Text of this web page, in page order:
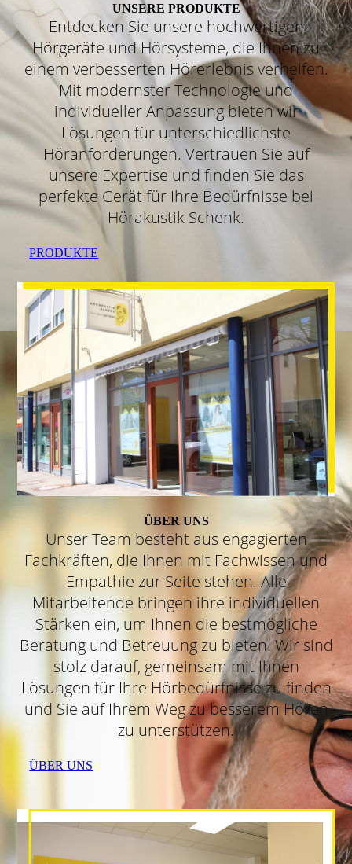
UNSERE PRODUKTE
Entdecken Sie unsere hochwertigen
Hörgeräte und Hörsysteme, die Ihnen zu
einem verbesserten Hörerlebnis verhelfen.
Mit modernster Technologie und
individueller Anpassung bieten wir
Lösungen für unterschiedlichste
Höranforderungen. Vertrauen Sie auf
unsere Expertise und finden Sie das
perfekte Gerät für Ihre Bedürfnisse bei
Hörakustik Schenk.
PRODUKTE
ÜBER UNS
Unser Team besteht aus engagierten
Fachkräften, die Ihnen mit Fachwissen und
Empathie zur Seite stehen. Alle
Mitarbeitende bringen ihre individuellen
Stärken ein, um Ihnen die bestmögliche
Beratung und Betreuung zu bieten. Wir sind
stolz darauf, gemeinsam mit Ihnen
Lösungen für Ihre Hörbedürfnisse zu finden
und Sie auf Ihrem Weg zu besserem Hören
zu unterstützen.
ÜBER UNS